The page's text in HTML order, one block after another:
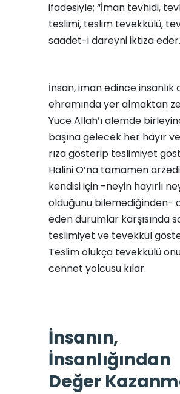
ifadesiyle; “İman tevhidi,
teslimi, teslim tevekkülü,
saadet-i dareyni iktiza
İnsan, iman edince insanlık
ehramında yer almaktan
Yüce Allah’ı alemde
başına gelecek her hayır
rıza gösterip teslimiyet
Halini O’na tamamen
kendisi için -neyin hayırlı
olduğunu bilemediğinden-
eden durumlar karşısında
teslimiyet ve tevekkül
Teslim olukça tevekkülü
cennet yolcusu kılar.
İnsanın,
İnsanlığından
Değer